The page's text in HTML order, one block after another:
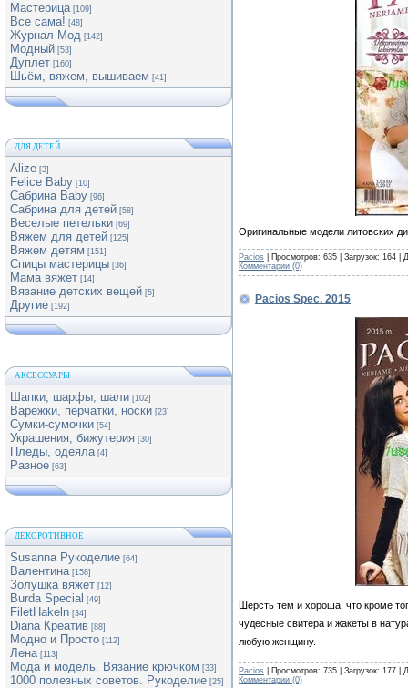
Мастерица [109]
Все сама! [48]
Журнал Мод [142]
Модный [53]
Дуплет [160]
Шьём, вяжем, вышиваем [41]
ДЛЯ ДЕТЕЙ
Alize [3]
Felice Baby [10]
Сабрина Baby [96]
Сабрина для детей [58]
Веселые петельки [69]
Вяжем для детей [125]
Вяжем детям [151]
Спицы мастерицы [36]
Мама вяжет [14]
Вязание детских вещей [5]
Другие [192]
АКСЕССУАРЫ
Шапки, шарфы, шали [102]
Варежки, перчатки, носки [23]
Сумки-сумочки [54]
Украшения, бижутерия [30]
Пледы, одеяла [4]
Разное [63]
ДЕКОРОТИВНОЕ
Susanna Рукоделие [64]
Валентина [158]
Золушка вяжет [12]
Burda Special [49]
FiletHakeln [34]
Diana Креатив [88]
Модно и Просто [112]
Лена [113]
Мода и модель. Вязание крючком [33]
1000 полезных советов. Рукоделие [25]
Оригинальные модели литовских
Pacios | Просмотров: 635 | Загрузок: 164 |
Комментарии (0)
Pacios Spec. 2015
Шерсть тем и хороша, что кроме
чудесные свитера и жакеты в
любую женщину.
Pacios | Просмотров: 735 | Загрузок: 177 |
Комментарии (0)